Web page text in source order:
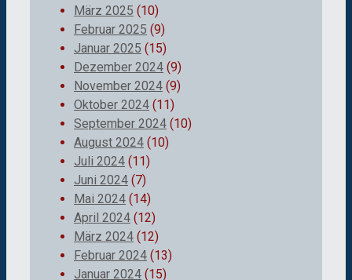
März 2025 (10)
Februar 2025 (9)
Januar 2025 (15)
Dezember 2024 (9)
November 2024 (9)
Oktober 2024 (11)
September 2024 (10)
August 2024 (10)
Juli 2024 (11)
Juni 2024 (7)
Mai 2024 (14)
April 2024 (12)
März 2024 (12)
Februar 2024 (13)
Januar 2024 (15)